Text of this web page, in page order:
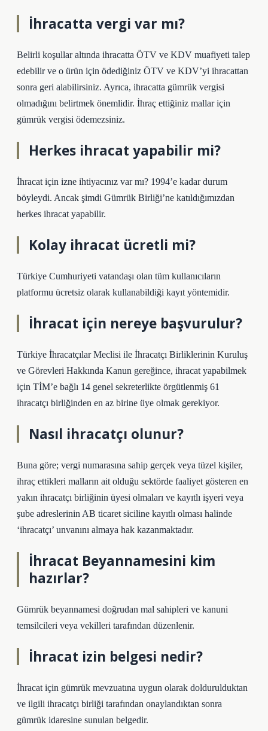
İhracatta vergi var mı?
Belirli koşullar altında ihracatta ÖTV ve KDV muafiyeti talep
edebilir ve o ürün için ödediğiniz ÖTV ve KDV’yi ihracattan
sonra geri alabilirsiniz. Ayrıca, ihracatta gümrük vergisi
olmadığını belirtmek önemlidir. İhraç ettiğiniz mallar için
gümrük vergisi ödemezsiniz.
Herkes ihracat yapabilir mi?
İhracat için izne ihtiyacınız var mı? 1994’e kadar durum
böyleydi. Ancak şimdi Gümrük Birliği’ne katıldığımızdan
herkes ihracat yapabilir.
Kolay ihracat ücretli mi?
Türkiye Cumhuriyeti vatandaşı olan tüm kullanıcıların
platformu ücretsiz olarak kullanabildiği kayıt yöntemidir.
İhracat için nereye başvurulur?
Türkiye İhracatçılar Meclisi ile İhracatçı Birliklerinin Kuruluş
ve Görevleri Hakkında Kanun gereğince, ihracat yapabilmek
için TİM’e bağlı 14 genel sekreterlikte örgütlenmiş 61
ihracatçı birliğinden en az birine üye olmak gerekiyor.
Nasıl ihracatçı olunur?
Buna göre; vergi numarasına sahip gerçek veya tüzel kişiler,
ihraç ettikleri malların ait olduğu sektörde faaliyet gösteren en
yakın ihracatçı birliğinin üyesi olmaları ve kayıtlı işyeri veya
şube adreslerinin AB ticaret siciline kayıtlı olması halinde
‘ihracatçı’ unvanını almaya hak kazanmaktadır.
İhracat Beyannamesini kim
hazırlar?
Gümrük beyannamesi doğrudan mal sahipleri ve kanuni
temsilcileri veya vekilleri tarafından düzenlenir.
İhracat izin belgesi nedir?
İhracat için gümrük mevzuatına uygun olarak doldurulduktan
ve ilgili ihracatçı birliği tarafından onaylandıktan sonra
gümrük idaresine sunulan belgedir.